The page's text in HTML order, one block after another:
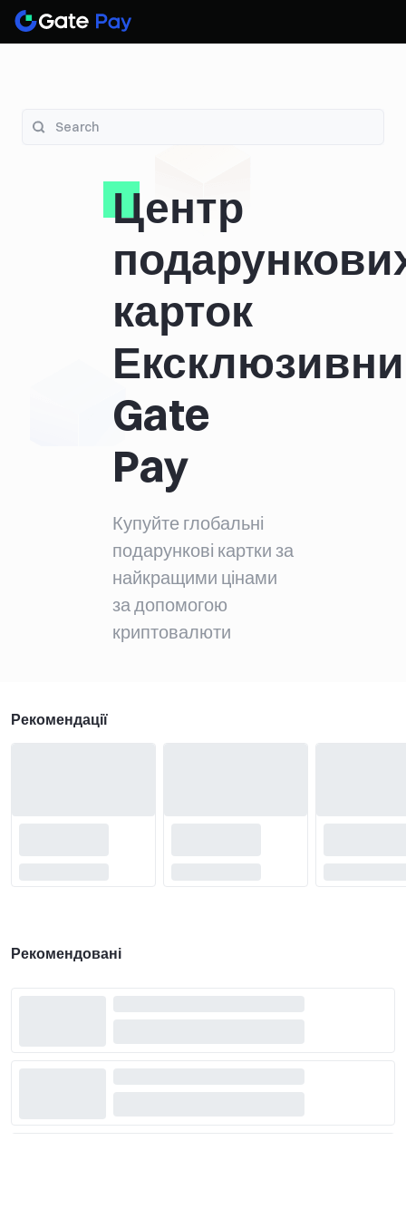
Центр
карток
Gate
Pay
Купуйте глобальні
подарункові картки за
найкращими цінами
за допомогою
криптовалюти
Рекомендації
Рекомендовані